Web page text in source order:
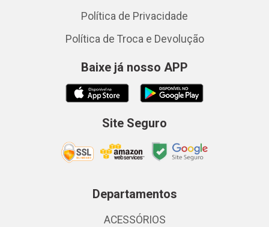
Política de Privacidade
Política de Troca e Devolução
Baixe já nosso APP
Site Seguro
Departamentos
ACESSÓRIOS